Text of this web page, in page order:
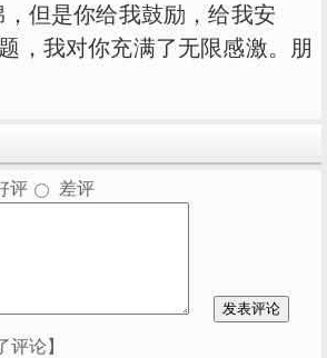
，但是你给我鼓励，给我安
，我对你充满了无限感激。朋
评 差评
评论】